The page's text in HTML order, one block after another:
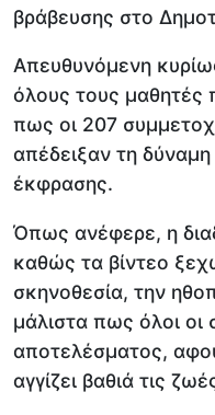
βράβευσης στο
Απευθυνόμενη
όλους τους μαθητές
πως οι 207
απέδειξαν τη δύναμη
έκφρασης.
Όπως ανέφερε, η
καθώς τα βίντεο
σκηνοθεσία, την
μάλιστα πως όλοι οι
αποτελέσματος,
αγγίζει βαθιά τις